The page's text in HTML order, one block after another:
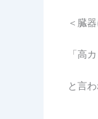
＜臓
「高
と言